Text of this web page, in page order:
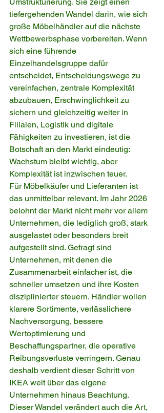
Umstrukturierung. Sie zeigt einen
tiefergehenden Wandel darin, wie sich
große Möbelhändler auf die nächste
Wettbewerbsphase vorbereiten. Wenn
sich eine führende
Einzelhandelsgruppe dafür
entscheidet, Entscheidungswege zu
vereinfachen, zentrale Komplexität
abzubauen, Erschwinglichkeit zu
sichern und gleichzeitig weiter in
Filialen, Logistik und digitale
Fähigkeiten zu investieren, ist die
Botschaft an den Markt eindeutig:
Wachstum bleibt wichtig, aber
Komplexität ist inzwischen teuer.
Für Möbelkäufer und Lieferanten ist
das unmittelbar relevant. Im Jahr 2026
belohnt der Markt nicht mehr vor allem
Unternehmen, die lediglich groß, stark
ausgelastet oder besonders breit
aufgestellt sind. Gefragt sind
Unternehmen, mit denen die
Zusammenarbeit einfacher ist, die
schneller umsetzen und ihre Kosten
disziplinierter steuern. Händler wollen
klarere Sortimente, verlässlichere
Nachversorgung, bessere
Wertoptimierung und
Beschaffungspartner, die operative
Reibungsverluste verringern. Genau
deshalb verdient dieser Schritt von
IKEA weit über das eigene
Unternehmen hinaus Beachtung.
Dieser Wandel verändert auch die Art,